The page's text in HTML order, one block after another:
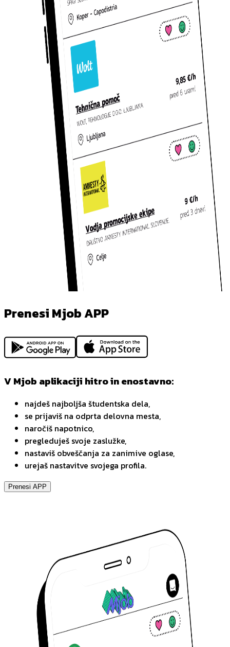
Prenesi Mjob APP
V Mjob aplikaciji hitro in enostavno:
najdeš najboljša študentska dela,
se prijaviš na odprta delovna mesta,
naročiš napotnico,
pregleduješ svoje zaslužke,
nastaviš obveščanja za zanimive oglase,
urejaš nastavitve svojega profila.
Prenesi APP